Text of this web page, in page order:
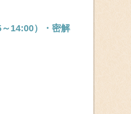
14:00）・密解